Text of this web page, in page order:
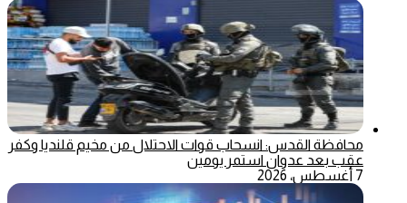
محافظة القدس: انسحاب قوات الاحتلال من مخيم قلنديا وكفر
عقب بعد عدوان استمر يومين
7 أغسطس، 2026